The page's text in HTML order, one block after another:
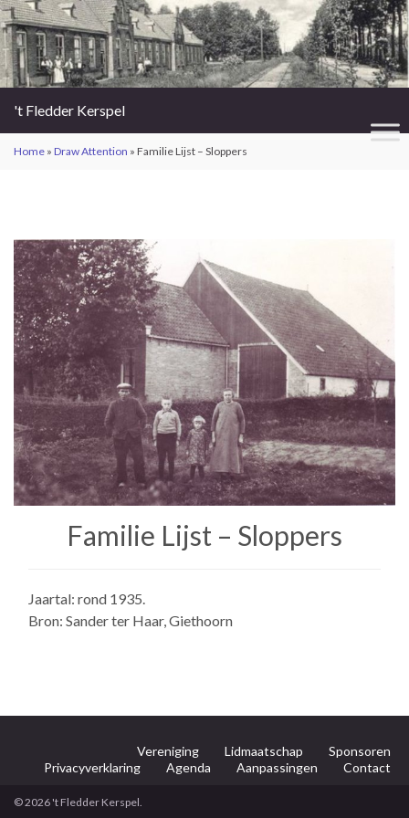
't Fledder Kerspel
Home » Draw Attention » Familie Lijst – Sloppers
Familie Lijst – Sloppers
Jaartal: rond 1935.
Bron: Sander ter Haar, Giethoorn
Vereniging Lidmaatschap
Sponsoren
Privacyverklaring
Agenda Aanpassingen Contact
© 2026 't Fledder Kerspel.